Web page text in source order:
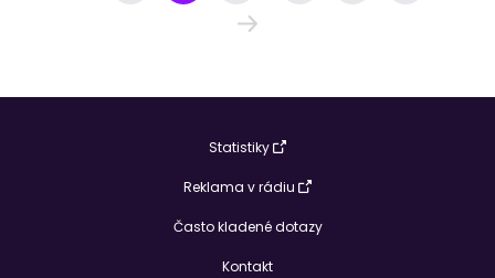
Statistiky
Reklama v rádiu
Často kladené dotazy
Kontakt